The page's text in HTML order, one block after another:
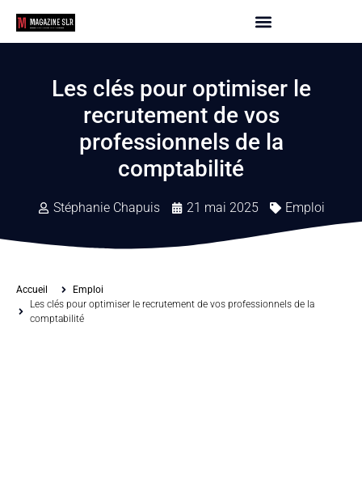
Les clés pour optimiser le
recrutement de vos
professionnels de la
comptabilité
Stéphanie Chapuis 21 mai 2025 Emploi
Accueil
Emploi
Les clés pour optimiser le recrutement de vos professionnels de la
comptabilité